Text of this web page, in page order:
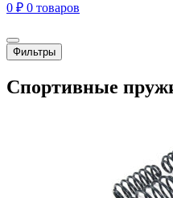
0 ₽ 0 товаров
Фильтры
Спортивные